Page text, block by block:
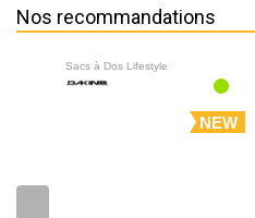
Nos recommandations
Sacs à Dos Lifestyle
NEW